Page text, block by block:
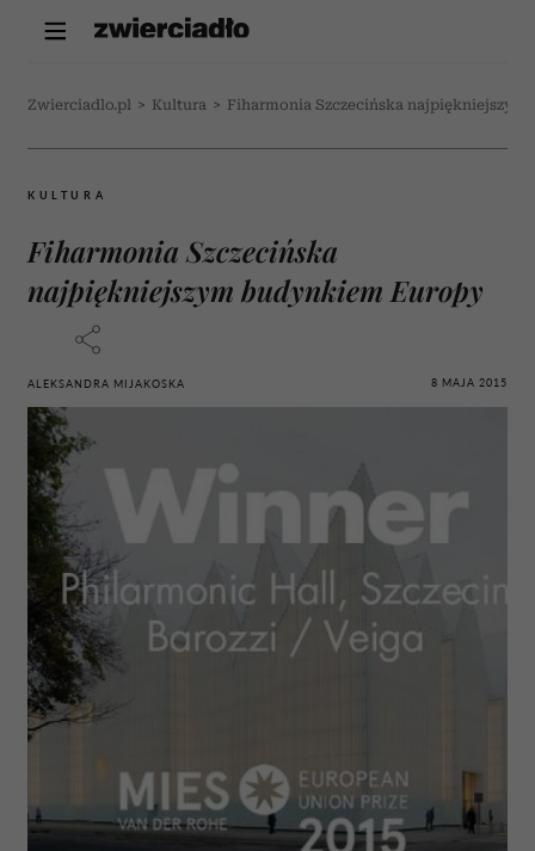
Zwierciadlo.pl > Kultura > Fiharmonia Szczecińska
KULTURA
Fiharmonia Szczecińska
najpiękniejszym budynkiem Europy
ALEKSANDRA MIJAKOSKA 8 MAJA 2015